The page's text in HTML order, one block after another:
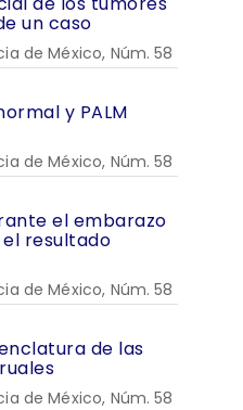
un caso
de México, Núm. 58
y PALM
de México, Núm. 58
el embarazo
resultado
de México, Núm. 58
de las
de México, Núm. 58